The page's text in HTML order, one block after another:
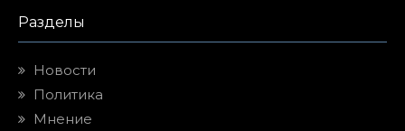
Разделы
Новости
Политика
Мнение